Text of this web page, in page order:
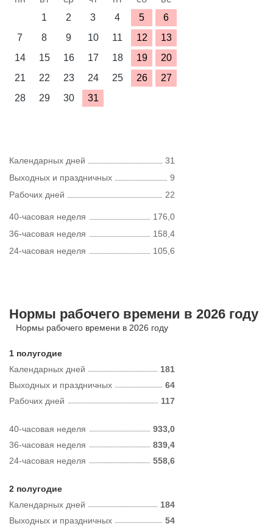
1
2 3 4 5
6
7
8 9 10 11 12
13
14
15 16 17 18 19
20
21
22 23 24 25 26
27
28
29 30 31
Календарных дней
31
Выходных и праздничных
9
Рабочих дней
22
40-часовая неделя
176,0
36-часовая неделя
158,4
24-часовая неделя
105,6
Нормы рабочего времени в 2026 году
Нормы рабочего времени в 2026 году
1 полугодие
Календарных дней
181
Рабочих дней 117
Выходных и праздничных 64
40-часовая неделя
933,0
36-часовая неделя
839,4
24-часовая неделя
558,6
2 полугодие
Календарных дней
184
Выходных и праздничных 54